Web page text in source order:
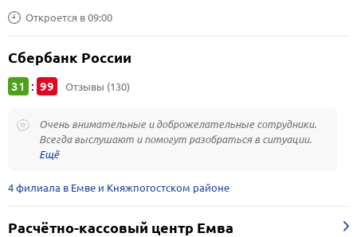
Откроется в 09:00
Сбербанк России
31 : 99 Отзывы (130)
Очень внимательные и доброжелательные сотрудники.
Всегда выслушают и помогут разобраться в ситуации.
4 филиала в Емве и Княжпогостском районе
Расчётно-кассовый центр Емва